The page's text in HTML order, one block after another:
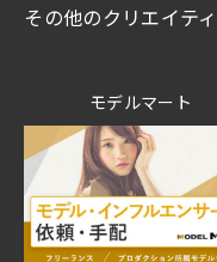
その他のクリエイテ
モデルマート